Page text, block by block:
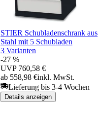
STIER Schubladenschrank aus
Stahl mit 5 Schubladen
3 Varianten
-27 %
UVP 760,58 €
ab 558,98 €inkl. MwSt.
Lieferung bis 3-4 Wochen
Details anzeigen